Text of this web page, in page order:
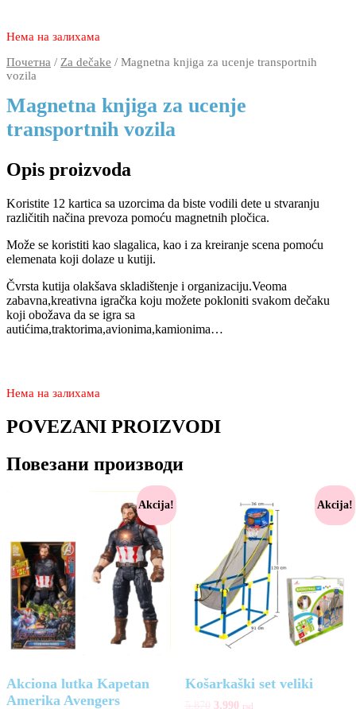
Нема на залихама
Почетна / Za dečake / Magnetna knjiga za ucenje transportnih
vozila
Magnetna knjiga za ucenje
transportnih vozila
Opis proizvoda
Koristite 12 kartica sa uzorcima da biste vodili dete u stvaranju
različitih načina prevoza pomoću magnetnih pločica.
Može se koristiti kao slagalica, kao i za kreiranje scena pomoću
elemenata koji dolaze u kutiji.
Čvrsta kutija olakšava skladištenje i organizaciju.Veoma
zabavna,kreativna igračka koju možete pokloniti svakom dečaku
koji obožava da se igra sa
autićima,traktorima,avionima,kamionima…
Нема на залихама
POVEZANI PROIZVODI
Повезани производи
Akcija!
Akciona lutka Kapetan
Amerika Avengers
Akcija!
Košarkaški set veliki
3.990 rsd